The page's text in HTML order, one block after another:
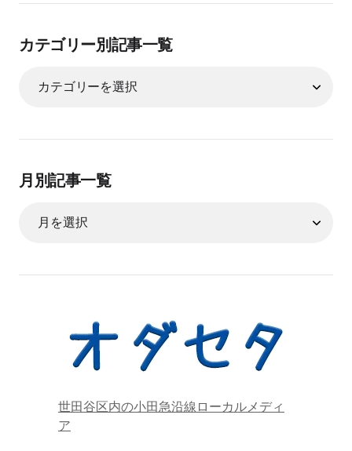
カテゴリー別記事一覧
月別記事一覧
世田谷区内の小田急沿線ローカルメディ
ア